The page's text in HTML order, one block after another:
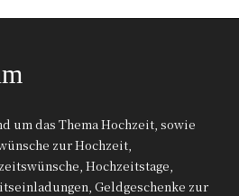
um das Thema Hochzeit, sowie
zur Hochzeit,
Hochzeitstage,
Geldgeschenke zur